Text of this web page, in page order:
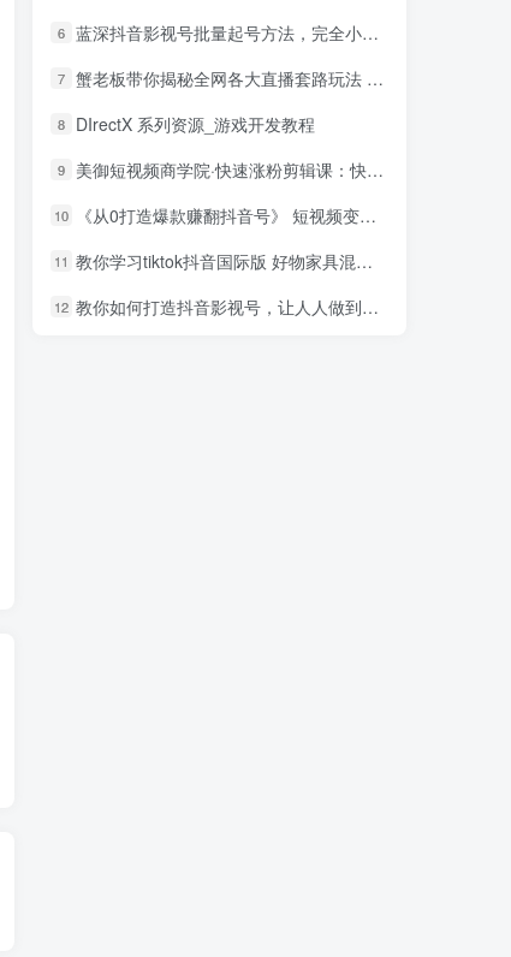
6 蓝深抖音影视号批量起号方法，完全小白带货变现，实操剪辑影视玩法（附软件）
7 蟹老板带你揭秘全网各大直播套路玩法 以及直播带货7大爆单玩法
8 DIrectX 系列资源_游戏开发教程
9 美御短视频商学院·快速涨粉剪辑课：快速突破涨粉1000的技巧，开启橱窗带货
10 《从0打造爆款赚翻抖音号》 短视频变现68个实操秘诀
11 教你学习tiktok抖音国际版 好物家具混剪【视频教程】
12 教你如何打造抖音影视号，让人人做到月入3万！（视频课程）